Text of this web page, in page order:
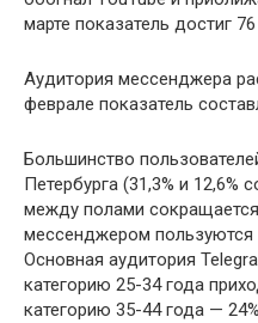
марте показатель достиг
Аудитория мессенджера
феврале показатель
Большинство
Петербурга (31,3% и 12,6%
между полами
мессенджером
Основная аудитория
категорию 25-34 года
категорию 35-44 года —